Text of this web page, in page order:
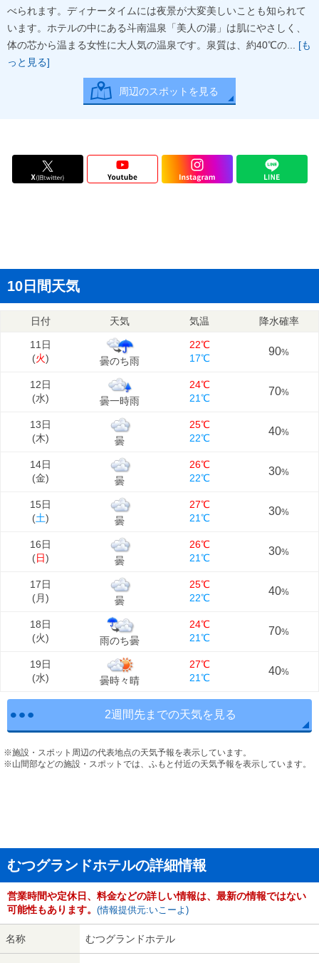
べられます。ディナータイムには夜景が大変美しいことも知られて
います。ホテルの中にある斗南温泉「美人の湯」は肌にやさしく、
体の芯から温まる女性に大人気の温泉です。泉質は、約40℃の... [も
っと見る]
周辺のスポットを見る
10日間天気
日付 天気 気温 降水確率
11日
(火) 曇のち雨
22℃
17℃
90%
12日
(水) 曇一時雨
24℃
21℃
70%
13日
(木) 曇
25℃
22℃
40%
14日
(金) 曇
26℃
22℃
30%
15日
(土) 曇
27℃
21℃
30%
16日
(日) 曇
26℃
21℃
30%
17日
(月) 曇
25℃
22℃
40%
18日
(火) 雨のち曇
24℃
21℃
70%
19日
(水) 曇時々晴
27℃
21℃
40%
2週間先までの天気を見る
※施設・スポット周辺の代表地点の天気予報を表示しています。
※山間部などの施設・スポットでは、ふもと付近の天気予報を表示しています。
むつグランドホテルの詳細情報
営業時間や定休日、料金などの詳しい情報は、最新の情報ではない
可能性もあります。 (情報提供元:いこーよ)
名称 むつグランドホテル